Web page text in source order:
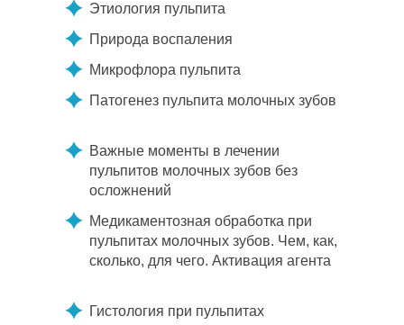
Гистология при пульпитах
Патогенез пульпита молочных зубов
Медикаментозная обработка при
пульпитах молочных зубов. Чем, как,
сколько, для чего. Активация агента
Природа воспаления
Микрофлора пульпита
Важные моменты в лечении
пульпитов молочных зубов без
осложнений
Этиология пульпита